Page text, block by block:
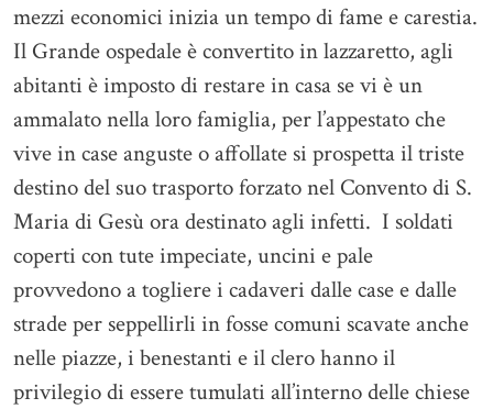
mezzi economici inizia un tempo di fame e carestia.
Il Grande ospedale è convertito in lazzaretto, agli
abitanti è imposto di restare in casa se vi è un
ammalato nella loro famiglia, per l’appestato che
vive in case anguste o affollate si prospetta il triste
destino del suo trasporto forzato nel Convento di S.
Maria di Gesù ora destinato agli infetti. I soldati
coperti con tute impeciate, uncini e pale
provvedono a togliere i cadaveri dalle case e dalle
strade per seppellirli in fosse comuni scavate anche
nelle piazze, i benestanti e il clero hanno il
privilegio di essere tumulati all’interno delle chiese